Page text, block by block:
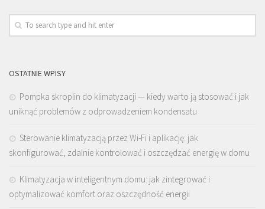
OSTATNIE WPISY
Pompka skroplin do klimatyzacji — kiedy warto ją stosować i jak
uniknąć problemów z odprowadzeniem kondensatu
Sterowanie klimatyzacją przez Wi-Fi i aplikację: jak
skonfigurować, zdalnie kontrolować i oszczędzać energię w domu
Klimatyzacja w inteligentnym domu: jak zintegrować i
optymalizować komfort oraz oszczędność energii